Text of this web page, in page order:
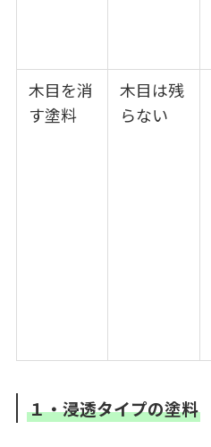
木目を消
す塗料
木目は残
らない
１・浸透タイプの塗料